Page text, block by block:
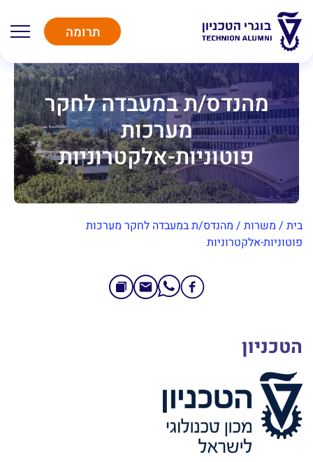
תרומה
מהנדס/ת במעבדה לחקר
מערכות
פוטוניות-אלקטרוניות
בית / משרות / מהנדס/ת במעבדה לחקר מערכות
פוטוניות-אלקטרוניות
הטכניון